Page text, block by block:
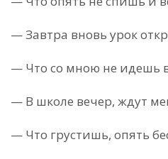
— Завтра вновь урок
— Что со мною не идешь
— В школе вечер, ждут
— Что грустишь, опять